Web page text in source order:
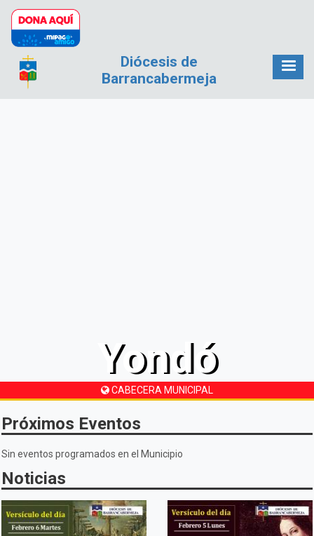
Pasar al contenido principal
Diócesis de
Barrancabermeja
Yondó
CABECERA MUNICIPAL
Próximos Eventos
Sin eventos programados en el Municipio
Noticias